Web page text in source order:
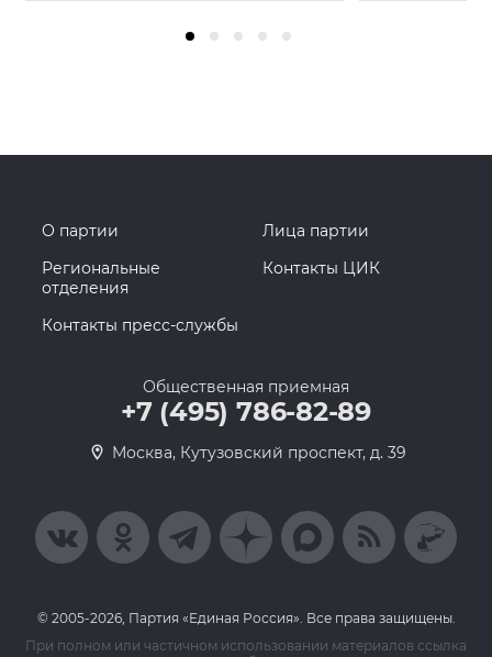
О партии
Лица партии
Региональные
отделения
Контакты ЦИК
Контакты пресс-службы
Общественная приемная
+7 (495) 786-82-89
Москва, Кутузовский проспект, д. 39
© 2005-2026, Партия «Единая Россия». Все права защищены.
При полном или частичном использовании материалов ссылка